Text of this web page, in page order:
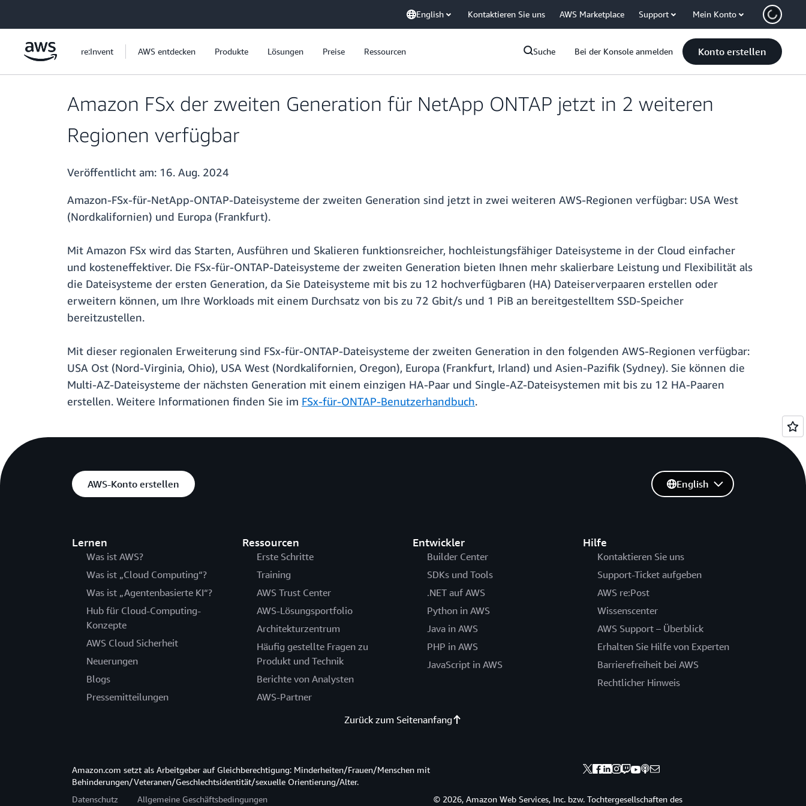
English Kontaktieren Sie uns AWS Marketplace Support Mein Konto
re:Invent AWS entdecken Produkte Lösungen Preise Ressourcen Suche Bei der Konsole anmelden Konto erstellen
Amazon FSx der zweiten Generation für NetApp ONTAP jetzt in 2 weiteren
Regionen verfügbar
Veröffentlicht am: 16. Aug. 2024
Amazon-FSx-für-NetApp-ONTAP-Dateisysteme der zweiten Generation sind jetzt in zwei weiteren AWS-Regionen verfügbar: USA West
(Nordkalifornien) und Europa (Frankfurt).
Mit Amazon FSx wird das Starten, Ausführen und Skalieren funktionsreicher, hochleistungsfähiger Dateisysteme in der Cloud einfacher
und kosteneffektiver. Die FSx-für-ONTAP-Dateisysteme der zweiten Generation bieten Ihnen mehr skalierbare Leistung und Flexibilität als
die Dateisysteme der ersten Generation, da Sie Dateisysteme mit bis zu 12 hochverfügbaren (HA) Dateiserverpaaren erstellen oder
erweitern können, um Ihre Workloads mit einem Durchsatz von bis zu 72 Gbit/s und 1 PiB an bereitgestelltem SSD-Speicher
bereitzustellen.
Mit dieser regionalen Erweiterung sind FSx-für-ONTAP-Dateisysteme der zweiten Generation in den folgenden AWS-Regionen verfügbar:
USA Ost (Nord-Virginia, Ohio), USA West (Nordkalifornien, Oregon), Europa (Frankfurt, Irland) und Asien-Pazifik (Sydney). Sie können die
Multi-AZ-Dateisysteme der nächsten Generation mit einem einzigen HA-Paar und Single-AZ-Dateisystemen mit bis zu 12 HA-Paaren
erstellen. Weitere Informationen finden Sie im FSx-für-ONTAP-Benutzerhandbuch.
AWS-Konto erstellen
Lernen
Was ist AWS?
Was ist „Cloud Computing“?
Was ist „Agentenbasierte KI“?
Hub für Cloud-Computing-
Konzepte
AWS Cloud Sicherheit
Neuerungen
Blogs
Pressemitteilungen
Ressourcen
Erste Schritte
Training
AWS Trust Center
AWS-Lösungsportfolio
Architekturzentrum
Häufig gestellte Fragen zu
Produkt und Technik
Berichte von Analysten
AWS-Partner
Entwickler
Builder Center
SDKs und Tools
.NET auf AWS
Python in AWS
Java in AWS
PHP in AWS
JavaScript in AWS
Hilfe
Kontaktieren Sie uns
Support-Ticket aufgeben
AWS re:Post
Wissenscenter
AWS Support – Überblick
Erhalten Sie Hilfe von Experten
Barrierefreiheit bei AWS
Rechtlicher Hinweis
English
Zurück zum Seitenanfang
Amazon.com setzt als Arbeitgeber auf Gleichberechtigung: Minderheiten/Frauen/Menschen mit
Behinderungen/Veteranen/Geschlechtsidentität/sexuelle Orientierung/Alter.
Datenschutz
Allgemeine Geschäftsbedingungen © 2026, Amazon Web Services, Inc. bzw. Tochtergesellschaften des